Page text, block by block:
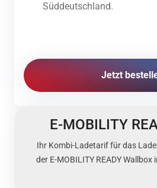
Süddeutschland.
Jetzt
E-MOBILITY
Ihr Kombi-Ladetarif für das
der E-MOBILITY READYWallbox